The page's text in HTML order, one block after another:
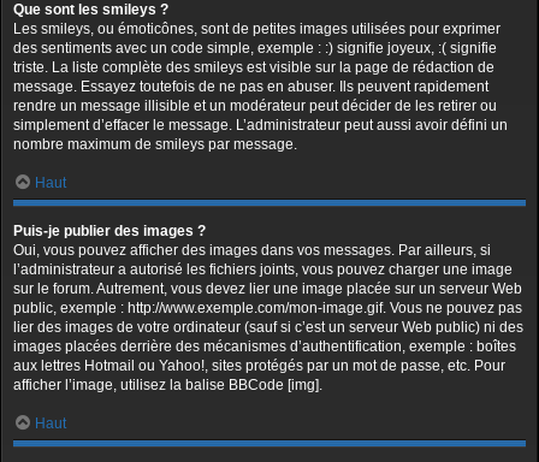
Que sont les smileys ?
Les smileys, ou émoticônes, sont de petites images utilisées pour exprimer
des sentiments avec un code simple, exemple : :) signifie joyeux, :( signifie
triste. La liste complète des smileys est visible sur la page de rédaction de
message. Essayez toutefois de ne pas en abuser. Ils peuvent rapidement
rendre un message illisible et un modérateur peut décider de les retirer ou
simplement d’effacer le message. L’administrateur peut aussi avoir défini un
nombre maximum de smileys par message.
Haut
Puis-je publier des images ?
Oui, vous pouvez afficher des images dans vos messages. Par ailleurs, si
l’administrateur a autorisé les fichiers joints, vous pouvez charger une image
sur le forum. Autrement, vous devez lier une image placée sur un serveur Web
public, exemple : http://www.exemple.com/mon-image.gif. Vous ne pouvez pas
lier des images de votre ordinateur (sauf si c’est un serveur Web public) ni des
images placées derrière des mécanismes d’authentification, exemple : boîtes
aux lettres Hotmail ou Yahoo!, sites protégés par un mot de passe, etc. Pour
afficher l’image, utilisez la balise BBCode [img].
Haut